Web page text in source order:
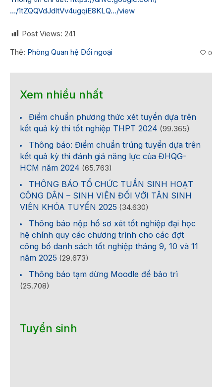
…/1tZQQVdJdltVv4ugqiE8KLQ…/view
Post Views: 241
Thẻ: Phòng Quan hệ Đối ngoại 0
Xem nhiều nhất
Điểm chuẩn phương thức xét tuyển dựa trên
kết quả kỳ thi tốt nghiệp THPT 2024 (99.365)
Thông báo: Điểm chuẩn trúng tuyển dựa trên
kết quả kỳ thi đánh giá năng lực của ĐHQG-
HCM năm 2024 (65.763)
THÔNG BÁO TỔ CHỨC TUẦN SINH HOẠT
CÔNG DÂN – SINH VIÊN ĐỐI VỚI TÂN SINH
VIÊN KHÓA TUYỂN 2025 (34.630)
Thông báo nộp hồ sơ xét tốt nghiệp đại học
hệ chính quy các chương trình cho các đợt
công bố danh sách tốt nghiệp tháng 9, 10 và 11
năm 2025 (29.673)
Thông báo tạm dừng Moodle để bảo trì
(25.708)
Tuyển sinh